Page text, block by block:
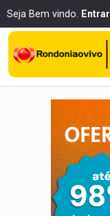
Seja Bem vindo. Entrar